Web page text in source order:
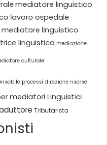
mediatore linguistico
lavoro ospedale
mediatore linguistico
linguistica mediazione
culturale
processi direzione risorse
mediatori Linguistici
Tributarista